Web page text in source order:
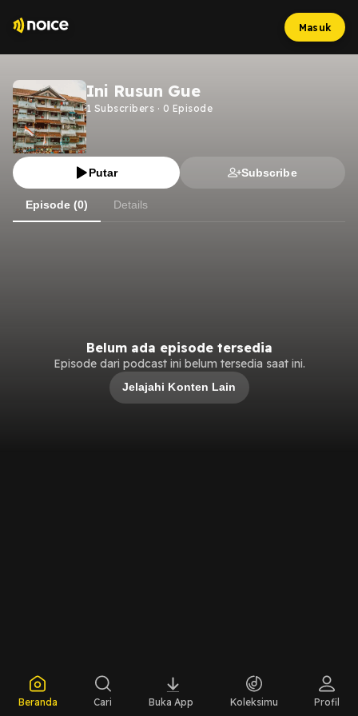
Masuk
Ini Rusun Gue
1 Subscribers · 0 Episode
Putar Subscribe
Episode (0) Details
Belum ada episode tersedia
Episode dari podcast ini belum tersedia saat ini.
Jelajahi Konten Lain
Beranda Cari Buka App Koleksimu Profil